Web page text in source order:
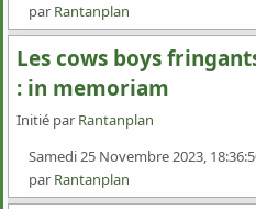
par Rantanplan
Les cows boys
: in memoriam
Initié par Rantanplan
Samedi 25 Novembre 2023,
par Rantanplan